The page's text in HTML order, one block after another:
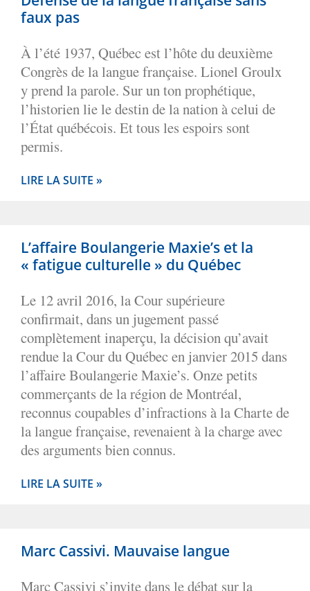
faux pas
À l’été 1937, Québec est l’hôte du deuxième
Congrès de la langue française. Lionel Groulx
y prend la parole. Sur un ton prophétique,
l’historien lie le destin de la nation à celui de
l’État québécois. Et tous les espoirs sont
permis.
LIRE LA SUITE »
L’affaire Boulangerie Maxie’s et la
« fatigue culturelle » du Québec
Le 12 avril 2016, la Cour supérieure
confirmait, dans un jugement passé
complètement inaperçu, la décision qu’avait
rendue la Cour du Québec en janvier 2015 dans
l’affaire Boulangerie Maxie’s. Onze petits
commerçants de la région de Montréal,
reconnus coupables d’infractions à la Charte de
la langue française, revenaient à la charge avec
des arguments bien connus.
LIRE LA SUITE »
Marc Cassivi. Mauvaise langue
Marc Cassivi s’invite dans le débat sur la